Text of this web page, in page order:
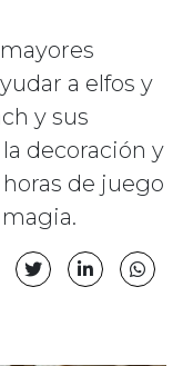
a elfos y
y sus
decoración y
de juego